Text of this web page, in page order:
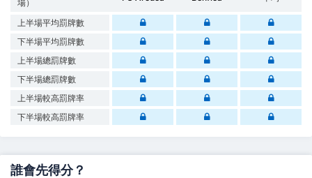
場）
上半場平均罰牌數
下半場平均罰牌數
上半場總罰牌數
下半場總罰牌數
上半場較高罰牌率
下半場較高罰牌率
誰會先得分？